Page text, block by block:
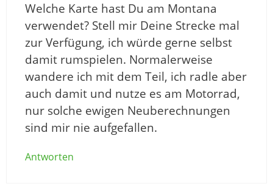
Welche Karte hast Du am Montana
verwendet? Stell mir Deine Strecke mal
zur Verfügung, ich würde gerne selbst
damit rumspielen. Normalerweise
wandere ich mit dem Teil, ich radle aber
auch damit und nutze es am Motorrad,
nur solche ewigen Neuberechnungen
sind mir nie aufgefallen.
Antworten